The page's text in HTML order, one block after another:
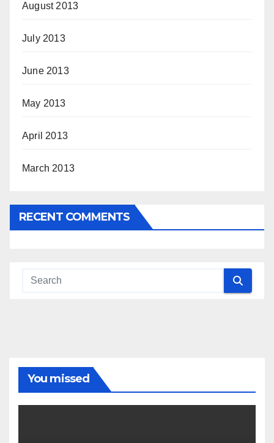
August 2013
July 2013
June 2013
May 2013
April 2013
March 2013
RECENT COMMENTS
You missed